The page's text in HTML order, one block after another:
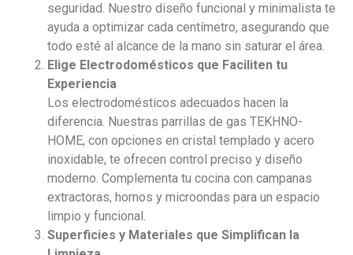
seguridad. Nuestro diseño funcional y minimalista te
ayuda a optimizar cada centímetro, asegurando que
todo esté al alcance de la mano sin saturar el área.
Elige Electrodomésticos que Faciliten tu
Experiencia
Los electrodomésticos adecuados hacen la
diferencia. Nuestras parrillas de gas TEKHNO-
HOME, con opciones en cristal templado y acero
inoxidable, te ofrecen control preciso y diseño
moderno. Complementa tu cocina con campanas
extractoras, hornos y microondas para un espacio
limpio y funcional.
Superficies y Materiales que Simplifican la